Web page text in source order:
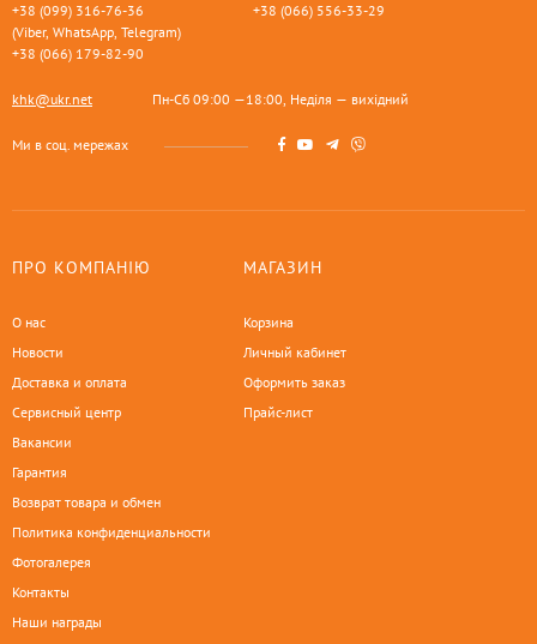
+38 (099) 316-76-36
(Viber, WhatsApp, Telegram)
+38 (066) 179-82-90
+38 (066) 556-33-29
khk@ukr.net Пн-Сб 09:00 —18:00, Неділя — вихідний
Ми в соц. мережах
ПРО КОМПАНІЮ
О нас
Новости
Доставка и оплата
Сервисный центр
Вакансии
Гарантия
Возврат товара и обмен
Политика конфиденциальности
Фотогалерея
Контакты
Наши награды
МАГАЗИН
Корзина
Личный кабинет
Оформить заказ
Прайс-лист